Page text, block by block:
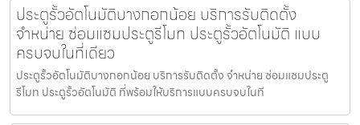
ประตูรั้วอัตโนมัติบางกอกน้อย บริการรับติดตั้ง
จำหน่าย ซ่อมแซมประตูรีโมท ประตูรั้วอัตโนมัติ แบบ
ครบจบในที่เดียว
ประตูรั้วอัตโนมัติบางกอกน้อย บริการรับติดตั้ง จำหน่าย ซ่อมแซมประตู
รีโมท ประตูรั้วอัตโนมัติ ที่พร้อมให้บริการแบบครบจบในที